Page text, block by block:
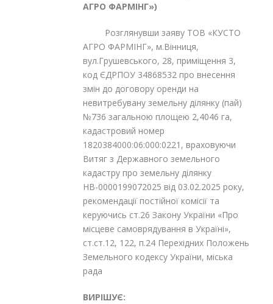
АГРО ФАРМІНГ»)
Розглянувши заяву ТОВ «КУСТО
АГРО ФАРМІНГ», м.Вінниця,
вул.Грушевського, 28, приміщення 3,
код ЄДРПОУ 34868532 про внесення
змін до договору оренди на
невитребувану земельну ділянку (пай)
№736 загальною площею 2,4046 га,
кадастровий номер
1820384000:06:000:0221, враховуючи
Витяг з Державного земельного
кадастру про земельну ділянку
НВ-0000199072025 від 03.02.2025 року,
рекомендації постійної комісії та
керуючись ст.26 Закону України «Про
місцеве самоврядування в Україні»,
ст.ст.12, 122, п.24 Перехідних Положень
Земельного кодексу України, міська
рада
ВИРІШУЄ: